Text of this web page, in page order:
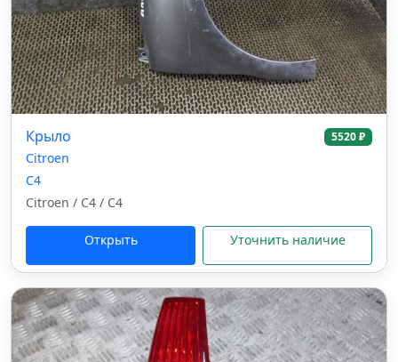
Крыло 5520 ₽
Citroen
C4
Citroen / C4 / C4
Открыть Уточнить наличие